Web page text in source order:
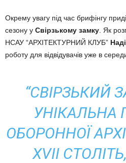
Окрему увагу під час брифінгу
сезону у Свірзькому замку . Як
НСАУ “АРХІТЕКТУРНИЙ КЛУБ”
роботу для відвідувачів уже в
“СВІРЗЬКИЙ
УНІКАЛЬНА
ОБОРОННОЇ
XVII